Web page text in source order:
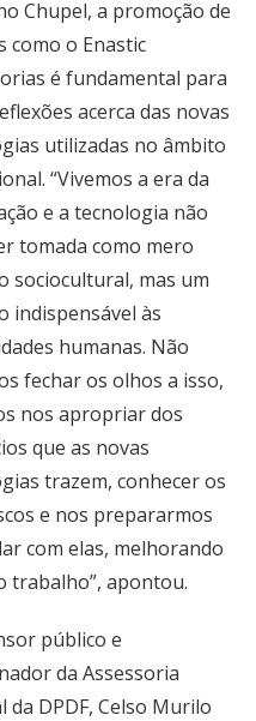
Chupel, a promoção de
como o Enastic
é fundamental para
acerca das novas
utilizadas no âmbito
“Vivemos a era da
e a tecnologia não
tomada como mero
sociocultural, mas um
indispensável às
humanas. Não
fechar os olhos a isso,
nos apropriar dos
que as novas
trazem, conhecer os
e nos prepararmos
com elas, melhorando
trabalho”, apontou.
público e
da Assessoria
da DPDF, Celso Murilo